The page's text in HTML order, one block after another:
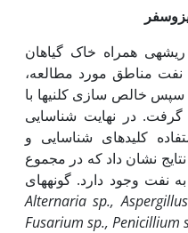
همراه خاک گیاهان
نفت مناطق مورد مطالعه،
خالص سازی کلنی‏ها با
در نهایت شناسایی
کلیدهای شناسایی و
نشان داد که در مجموع
نفت وجود دارد. گونه‏های
Alternaria sp.,
Fusarium sp., Penicillium